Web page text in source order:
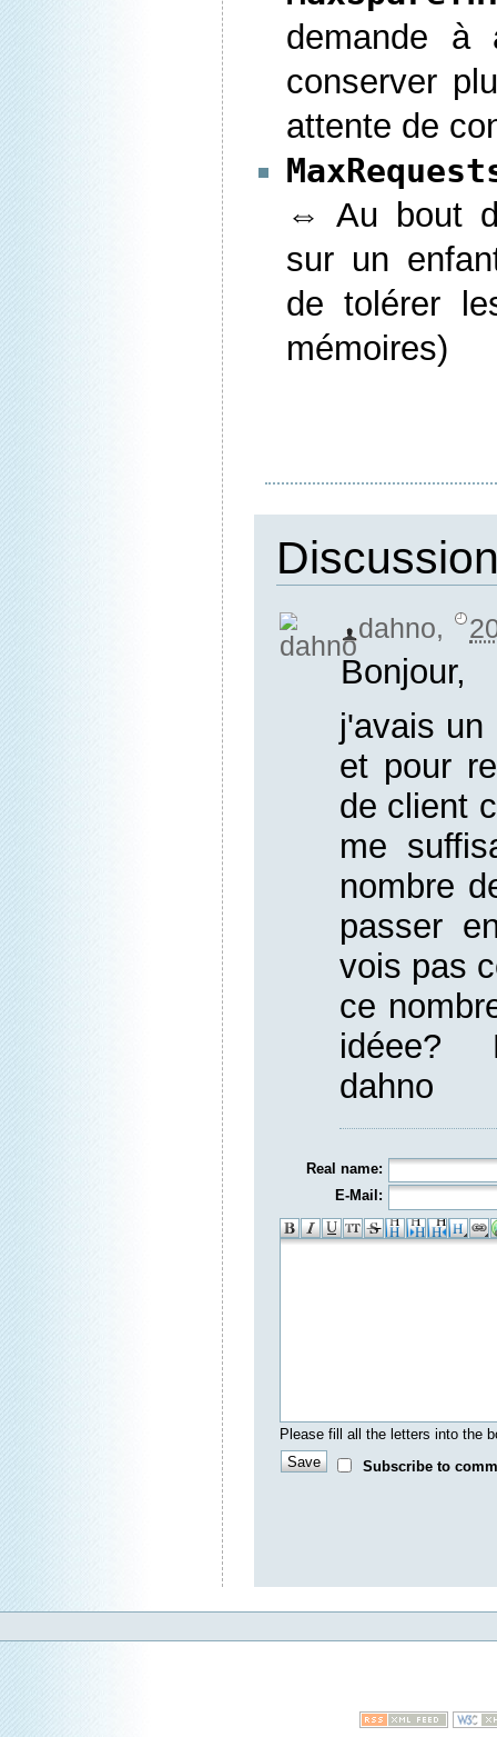
demande à
conserver
attente de
⇔ Au bout
sur un
de tolérer
mémoires)
dahno,
Bonjour,
j'avais un
et pour
de client
me
nombre
passer
vois pas
ce
idéee?
dahno
Real name:
E-Mail:
Please fill all the letters into the
Subscribe to